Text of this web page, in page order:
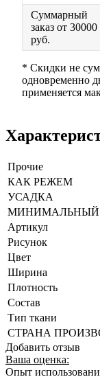
Суммарный
заказ от 30000
руб.
* Скидки не
одновременно
применяется
Прочие
КАК РЕЖЕМ
УСАДКА
МИНИМАЛЬНЫЙ
Артикул
Рисунок
Цвет
Ширина
Плотность
Состав
Тип ткани
СТРАНА
Добавить отзыв
Ваша оценка:
Опыт